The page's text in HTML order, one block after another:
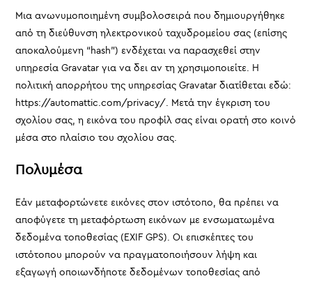
Μια ανωνυμοποιημένη συμβολοσειρά που δημιουργήθηκε
από τη διεύθυνση ηλεκτρονικού ταχυδρομείου σας (επίσης
αποκαλούμενη “hash”) ενδέχεται να παρασχεθεί στην
υπηρεσία Gravatar για να δει αν τη χρησιμοποιείτε. Η
πολιτική απορρήτου της υπηρεσίας Gravatar διατίθεται εδώ:
https://automattic.com/privacy/. Μετά την έγκριση του
σχολίου σας, η εικόνα του προφίλ σας είναι ορατή στο κοινό
μέσα στο πλαίσιο του σχολίου σας.
Πολυμέσα
Εάν μεταφορτώνετε εικόνες στον ιστότοπο, θα πρέπει να
αποφύγετε τη μεταφόρτωση εικόνων με ενσωματωμένα
δεδομένα τοποθεσίας (EXIF GPS). Οι επισκέπτες του
ιστότοπου μπορούν να πραγματοποιήσουν λήψη και
εξαγωγή οποιωνδήποτε δεδομένων τοποθεσίας από